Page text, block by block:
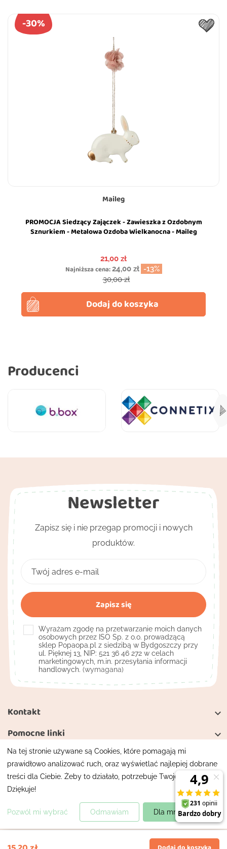
Maileg
PROMOCJA Siedzący Zajączek - Zawieszka z Ozdobnym
Sznurkiem - Metalowa Ozdoba Wielkanocna - Maileg
Cena
21,00 zł
Najniższa cena:24,00 zł -13%
Cena podstawowa
30,00 zł
-30%
Dodaj do koszyka
Producenci
Kontakt 
Pomocne linki 
Moje konto
Newsletter
Zapisz się i nie przegap promocji i nowych
produktów.
Wyrażam zgodę na przetwarzanie moich danych
osobowych przez ISO Sp. z o.o. prowadzącą
sklep Popaopa.pl z siedzibą w Bydgoszczy przy
ul. Pięknej 13, NIP: 521 36 46 272 w celach
marketingowych, m.in. przesyłania informacji
handlowych. (wymagana)
Wszelkie prawa zastrzeżone
Mapa strony
Projekt i wykonanie XIRshop.pl
Na tej stronie używane są Cookies, które pomagają mi
prawidłowo analizować ruch, oraz wyświetlać najlepiej dobrane
treści dla Ciebie. Żeby to działało, potrzebuje Twojej zgody.
Dziękuje!
Pozwól mi wybrać Odmawiam Dla mnie super!